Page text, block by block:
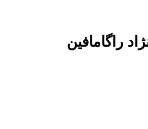
راگامافین